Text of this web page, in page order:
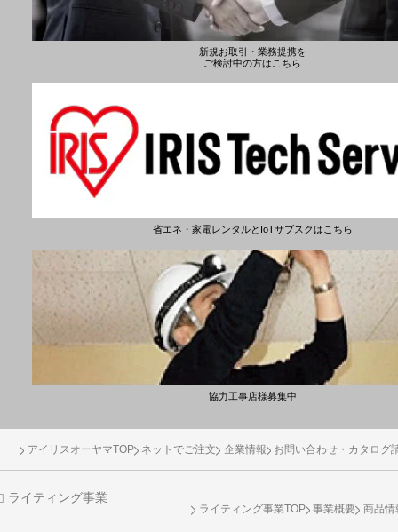
新規お取引・業務提携を
ご検討中の方はこちら
省エネ・家電レンタルとIoTサブスクはこちら
協力工事店様募集中
アイリスオーヤマTOP ネットでご注文 企業情報 お問い合わせ・カタログ
ライティング事業
ライティング事業TOP 事業概要 商品情